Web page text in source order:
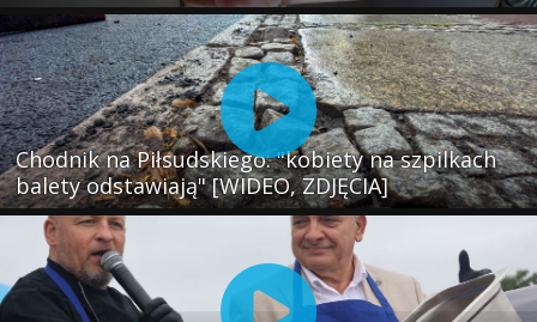
Chodnik na Piłsudskiego: "kobiety na szpilkach
balety odstawiają" [WIDEO, ZDJĘCIA]